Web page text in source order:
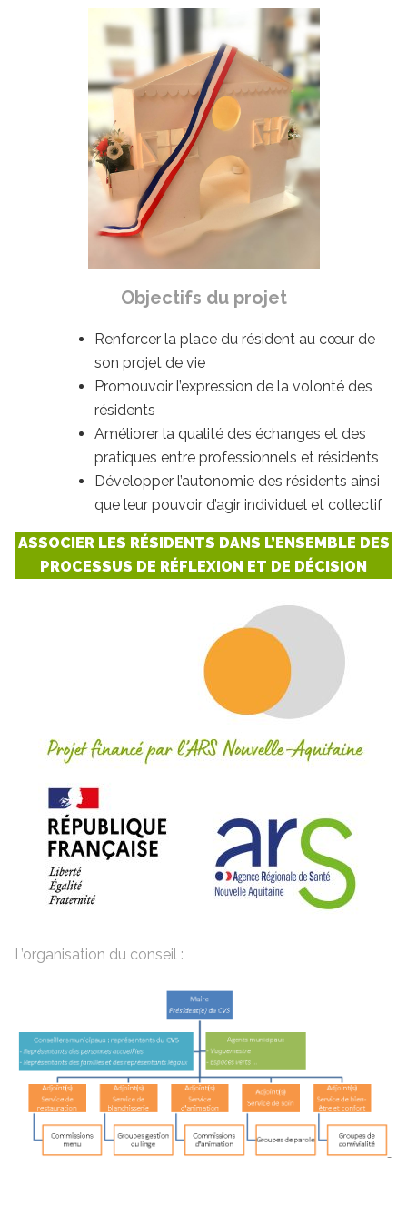
Objectifs du projet
Renforcer la place du résident au cœur de
son projet de vie
Promouvoir l’expression de la volonté des
résidents
Améliorer la qualité des échanges et des
pratiques entre professionnels et résidents
Développer l’autonomie des résidents ainsi
que leur pouvoir d’agir individuel et collectif
ASSOCIER LES RÉSIDENTS DANS L’ENSEMBLE DES
PROCESSUS DE RÉFLEXION ET DE DÉCISION
L’organisation du conseil :